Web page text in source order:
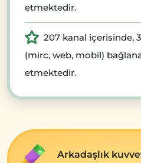
etmektedir.
207 kanal içerisinde,
(mirc, web, mobil)
etmektedir.
Arkadaşlık